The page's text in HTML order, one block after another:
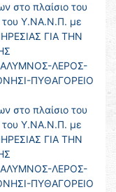
στο πλαίσιο του
του Υ.ΝΑ.Ν.Π. με
ΓΙΑ ΤΗΝ
ΛΕΡΟΣ-
ΠΥΘΑΓΟΡΕΙΟ
στο πλαίσιο του
του Υ.ΝΑ.Ν.Π. με
ΓΙΑ ΤΗΝ
ΛΕΡΟΣ-
ΠΥΘΑΓΟΡΕΙΟ